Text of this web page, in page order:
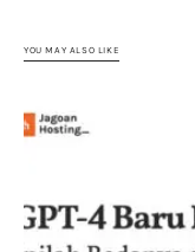
YOU MAY ALSO LIKE